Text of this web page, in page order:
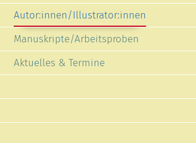
Autor:innen/Illustrator:innen
Manuskripte/Arbeitsproben
Aktuelles & Termine